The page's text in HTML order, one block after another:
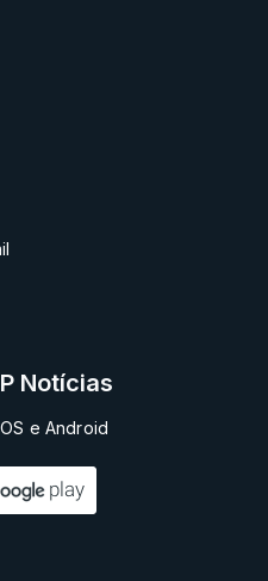
Notícias
e Android